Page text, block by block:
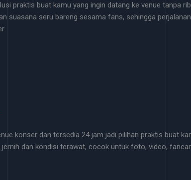
praktis buat kamu yang ingin datang ke venue tanpa
suasana seru bareng sesama fans, sehingga
konser dan tersedia 24 jam jadi pilihan praktis buat
dan kondisi terawat, cocok untuk foto, video,